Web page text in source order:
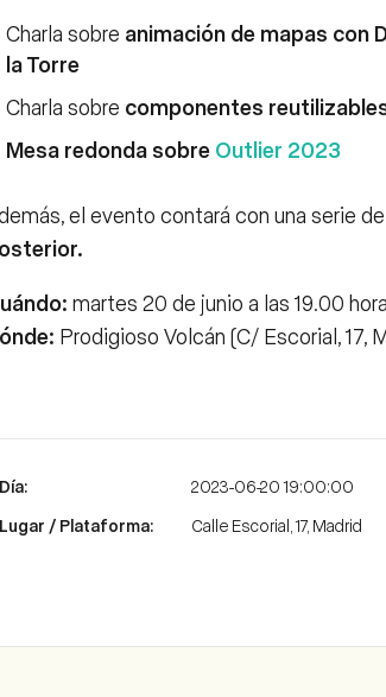
Charla sobre animación de mapas con
la Torre
Charla sobre componentes
Mesa redonda sobre Outlier 2023
el evento contará con una serie de
martes 20 de junio a las 19.00
Prodigioso Volcán (C/ Escorial, 17,
2023-06-20 19:00:00
Calle Escorial, 17, Madrid